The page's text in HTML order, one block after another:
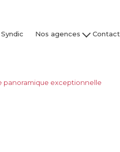
Syndic Nos agences Contact
panoramique exceptionnelle